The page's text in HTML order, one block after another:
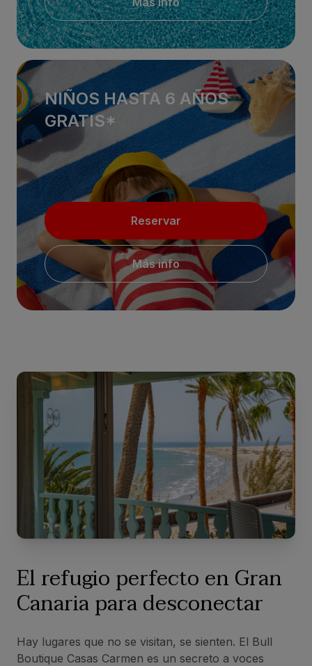
NIÑOS HASTA 6 AÑOS
GRATIS*
Reservar
Más info
El refugio perfecto en Gran
Canaria para desconectar
Hay lugares que no se visitan, se sienten. El Bull
Boutique Casas Carmen es un secreto a voces